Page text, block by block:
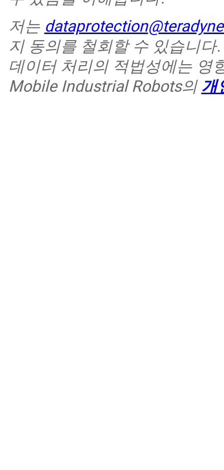
저는
지 동의를 철회할 수 있습니
데이터 처리의 적법성에는 영
Mobile Industrial Robots의 개